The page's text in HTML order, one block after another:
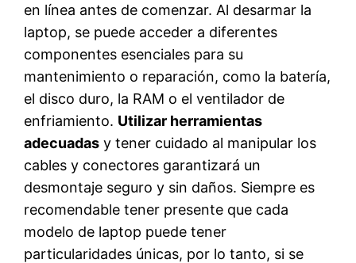
en línea antes de comenzar. Al desarmar la
laptop, se puede acceder a diferentes
componentes esenciales para su
mantenimiento o reparación, como la batería,
el disco duro, la RAM o el ventilador de
enfriamiento. Utilizar herramientas
adecuadas y tener cuidado al manipular los
cables y conectores garantizará un
desmontaje seguro y sin daños. Siempre es
recomendable tener presente que cada
modelo de laptop puede tener
particularidades únicas, por lo tanto, si se